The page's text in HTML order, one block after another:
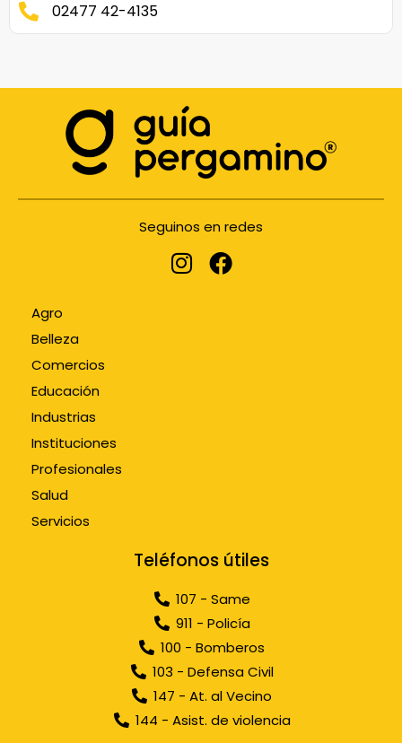
02477 42-4135
Seguinos en redes
Agro
Belleza
Comercios
Educación
Industrias
Instituciones
Profesionales
Salud
Servicios
Teléfonos útiles
107 - Same
911 - Policía
100 - Bomberos
103 - Defensa Civil
147 - At. al Vecino
144 - Asist. de violencia